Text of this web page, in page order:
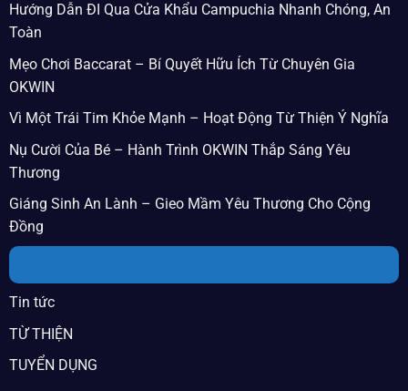
Hướng Dẫn ĐI Qua Cửa Khẩu Campuchia Nhanh Chóng, An
Toàn
Mẹo Chơi Baccarat – Bí Quyết Hữu Ích Từ Chuyên Gia
OKWIN
Vì Một Trái Tim Khỏe Mạnh – Hoạt Động Từ Thiện Ý Nghĩa
Nụ Cười Của Bé – Hành Trình OKWIN Thắp Sáng Yêu
Thương
Giáng Sinh An Lành – Gieo Mầm Yêu Thương Cho Cộng
Đồng
Tin tức
TỪ THIỆN
TUYỂN DỤNG